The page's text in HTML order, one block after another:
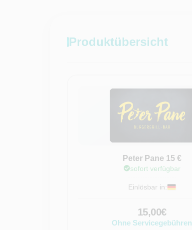
Produktübersicht
Peter Pane 15 €
sofort verfügbar
Einlösbar in:
15,00€
Ohne Servicegebühren